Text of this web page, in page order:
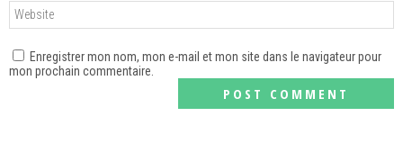
Enregistrer mon nom, mon e-mail et mon site dans le navigateur pour
mon prochain commentaire.